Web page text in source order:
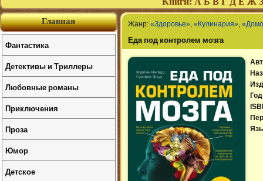
Жанр: «Здоровье», «Кулинария»,
Еда под контролем мозга
Главная
Фантастика
Детективы и Триллеры
Любовные романы
Приключения
Проза
Юмор
Детское